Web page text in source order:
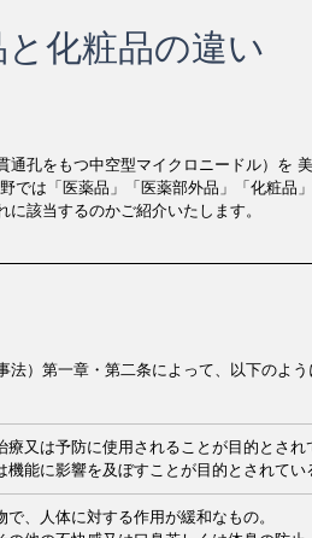
化粧品の違い
通孔をもつ中空型マイクロニードル）を
では「医薬品」「医薬部外品」「化粧品
該当するのかご紹介いたします。
）第一章・第二条によって、以下のよう
療又は予防に使用されることが目的とされ
機能に影響を及ぼすことが目的とされてい
で、人体に対する作用が緩和なもの。